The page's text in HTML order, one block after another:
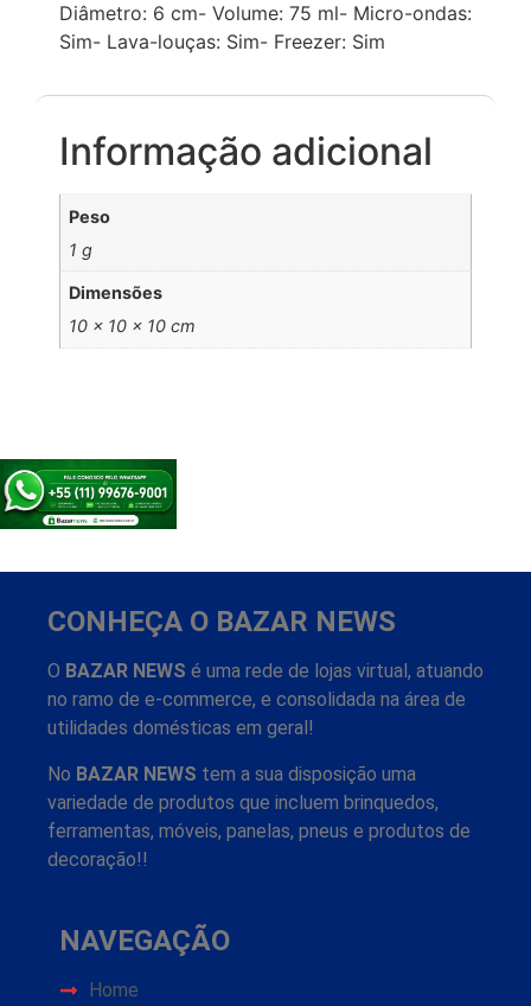
Diâmetro: 6 cm- Volume: 75 ml- Micro-ondas:
Sim- Lava-louças: Sim- Freezer: Sim
Informação adicional
Peso
1 g
Dimensões
10 × 10 × 10 cm
CONHEÇA O BAZAR NEWS
O BAZAR NEWS é uma rede de lojas virtual, atuando
no ramo de e-commerce, e consolidada na área de
utilidades domésticas em geral!
No BAZAR NEWS tem a sua disposição uma
variedade de produtos que incluem brinquedos,
ferramentas, móveis, panelas, pneus e produtos de
decoração!!
NAVEGAÇÃO
Home